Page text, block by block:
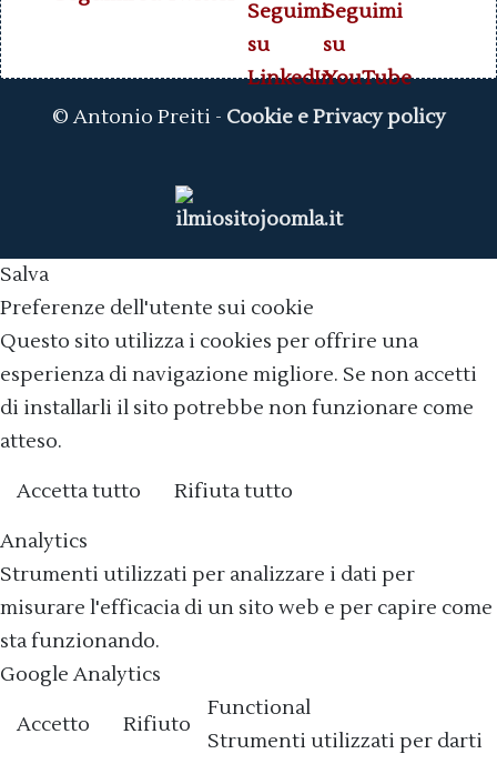
© Antonio Preiti - Cookie e Privacy policy
Salva
Preferenze dell'utente sui cookie
Questo sito utilizza i cookies per offrire una
esperienza di navigazione migliore. Se non accetti
di installarli il sito potrebbe non funzionare come
atteso.
Accetta tutto
Rifiuta tutto
Analytics
Strumenti utilizzati per analizzare i dati per
misurare l'efficacia di un sito web e per capire come
sta funzionando.
Google Analytics
Accetto
Rifiuto
Functional
Strumenti utilizzati per darti